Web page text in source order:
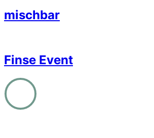
mischbar
Finse Event